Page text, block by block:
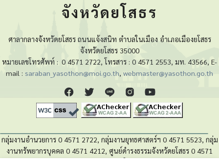
จังหวัดยโสธร
ศาลากลางจังหวัดยโสธร ถนนแจ้งสนิท ตำบลในเมือง อำเภอเมืองยโสธร
จังหวัดยโสธร 35000
หมายเลขโทรศัพท์ : 0 4571 2722, โทรสาร : 0 4571 2553, มท. 43566, E-
mail : saraban_yasothon@moi.go.th, webmaster@yasothon.go.th
กลุ่มงานอำนวยการ 0 4571 2722, กลุ่มงานยุทธศาสตร์ฯ 0 4571 5523, กลุ่ม
งานทรัพยากรบุคคล 0 4571 4212, ศูนย์ดำรงธรรมจังหวัดยโสธร 0 4571